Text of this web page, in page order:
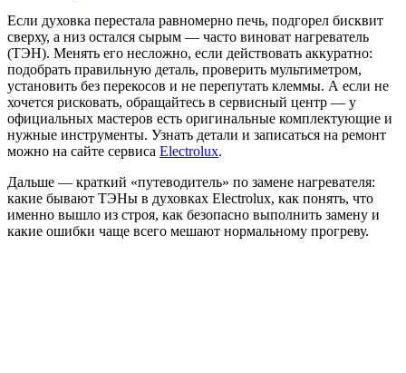
Если духовка перестала равномерно печь, подгорел бисквит
сверху, а низ остался сырым — часто виноват нагреватель
(ТЭН). Менять его несложно, если действовать аккуратно:
подобрать правильную деталь, проверить мультиметром,
установить без перекосов и не перепутать клеммы. А если не
хочется рисковать, обращайтесь в сервисный центр — у
официальных мастеров есть оригинальные комплектующие и
нужные инструменты. Узнать детали и записаться на ремонт
можно на сайте сервиса Electrolux.
Дальше — краткий «путеводитель» по замене нагревателя:
какие бывают ТЭНы в духовках Electrolux, как понять, что
именно вышло из строя, как безопасно выполнить замену и
какие ошибки чаще всего мешают нормальному прогреву.